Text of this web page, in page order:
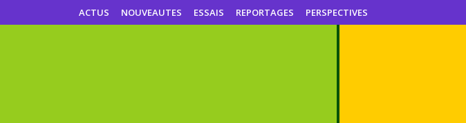
ACTUS NOUVEAUTES ESSAIS REPORTAGES PERSPECTIVES